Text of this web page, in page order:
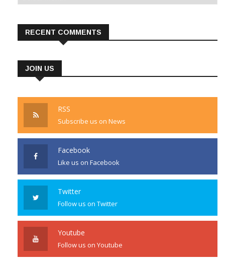
RECENT COMMENTS
JOIN US
RSS
Subscribe us on News
Facebook
Like us on Facebook
Twitter
Follow us on Twitter
Youtube
Follow us on Youtube